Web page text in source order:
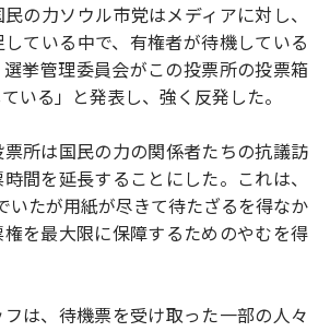
の力ソウル市党はメディアに対し、
している中で、有権者が待機している
挙管理委員会がこの投票所の投票箱
いる」と発表し、強く反発した。
所は国民の力の関係者たちの抗議訪
間を延長することにした。これは、
いたが用紙が尽きて待たざるを得なか
を最大限に保障するためのやむを得
は、待機票を受け取った一部の人々